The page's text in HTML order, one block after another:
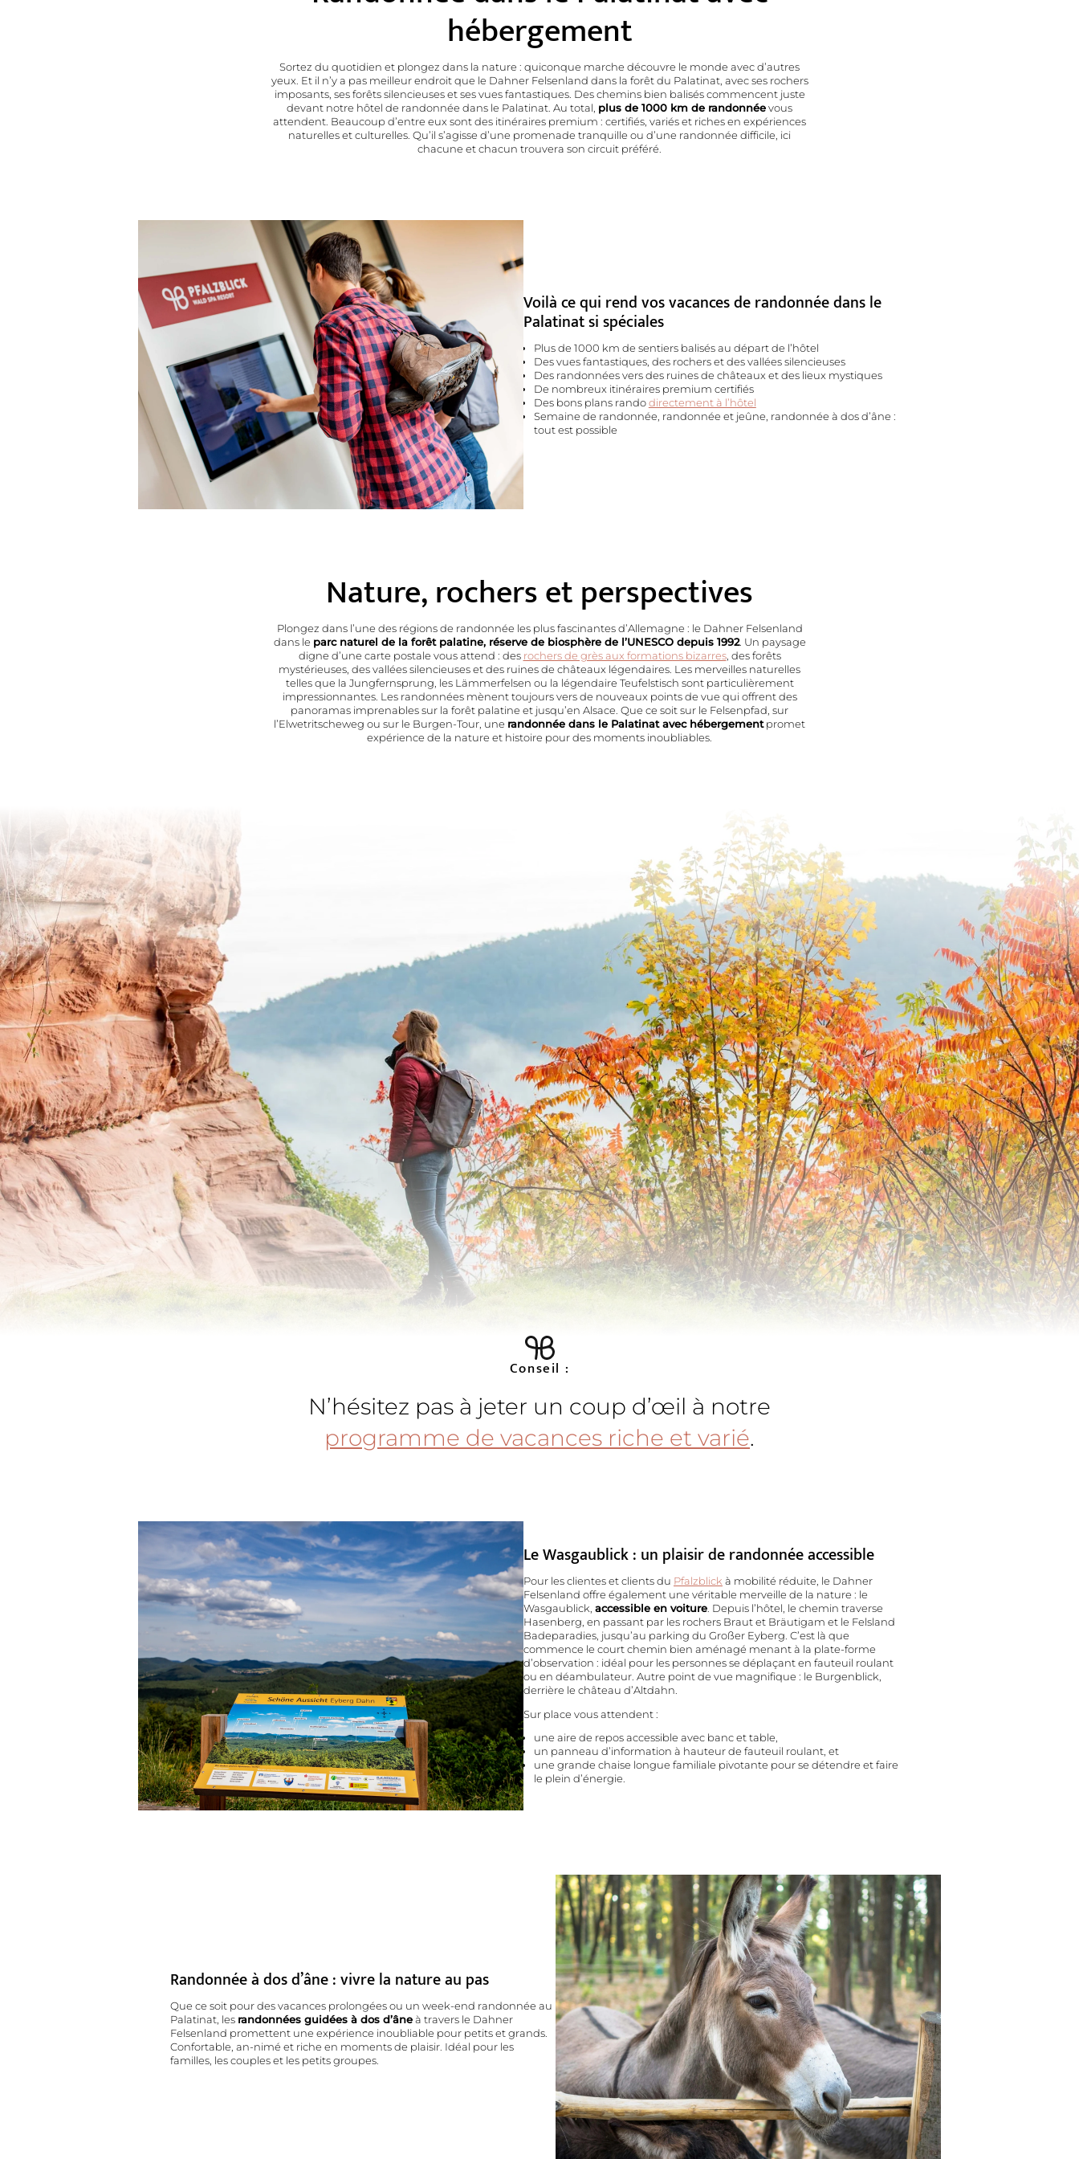
Le Wald
Spa Resort
Établissement et philosophie
Renouer en famille avec la nature
Accès et contact
Galerie photos
Actualités
Carrière
Mur social
Chambres
Dernière minute
Prestations
Bons-cadeaux
Bon à savoir
Réserver
Plaisir de sauna
Oasis de repos
Bien-être pour
Soins bien-être
Yoga et pleine conscience
Pilates
Votre programme de vacances
Gastronomie
Pension tout confort
Restaurant
Buffet de petit-déjeuner
Vinothèque
Bar
Palatinat et
Alsace
Excursions
Randonnée
Randonnée et jeûne
Vélo et VTT
Châteaux et rochers
Route des vins
Golf
hébergement
Sortez du quotidien et plongez dans la nature : quiconque marche découvre le monde avec d’autres
yeux. Et il n’y a pas meilleur endroit que le Dahner Felsenland dans la forêt du Palatinat, avec ses rochers
imposants, ses forêts silencieuses et ses vues fantastiques. Des chemins bien balisés commencent juste
devant notre hôtel de randonnée dans le Palatinat. Au total, plus de 1000 km de randonnée vous
attendent. Beaucoup d’entre eux sont des itinéraires premium : certifiés, variés et riches en expériences
naturelles et culturelles. Qu’il s’agisse d’une promenade tranquille ou d’une randonnée difficile, ici
chacune et chacun trouvera son circuit préféré.
Voilà ce qui rend vos vacances de randonnée dans le
Palatinat si spéciales
Plus de 1000 km de sentiers balisés au départ de l’hôtel
Des vues fantastiques, des rochers et des vallées silencieuses
Des randonnées vers des ruines de châteaux et des lieux mystiques
De nombreux itinéraires premium certifiés
Des bons plans rando directement à l’hôtel
Semaine de randonnée, randonnée et jeûne, randonnée à dos d’âne :
tout est possible
Nature, rochers et perspectives
Plongez dans l’une des régions de randonnée les plus fascinantes d’Allemagne : le Dahner Felsenland
dans le parc naturel de la forêt palatine, réserve de biosphère de l’UNESCO depuis 1992. Un paysage
digne d’une carte postale vous attend : des rochers de grès aux formations bizarres, des forêts
mystérieuses, des vallées silencieuses et des ruines de châteaux légendaires. Les merveilles naturelles
telles que la Jungfernsprung, les Lämmerfelsen ou la légendaire Teufelstisch sont particulièrement
impressionnantes. Les randonnées mènent toujours vers de nouveaux points de vue qui offrent des
panoramas imprenables sur la forêt palatine et jusqu’en Alsace. Que ce soit sur le Felsenpfad, sur
l’Elwetritscheweg ou sur le Burgen-Tour, une randonnée dans le Palatinat avec hébergementpromet
expérience de la nature et histoire pour des moments inoubliables.
Conseil :
N’hésitez pas à jeter un coup d’œil à notre
programme de vacances riche et varié.
Le Wasgaublick : un plaisir de randonnée accessible
Pour les clientes et clients du Pfalzblick à mobilité réduite, le Dahner
Felsenland offre également une véritable merveille de la nature : le
Wasgaublick, accessible en voiture . Depuis l’hôtel, le chemin traverse
Hasenberg, en passant par les rochers Braut et Bräutigam et le Felsland
Badeparadies, jusqu’au parking du Großer Eyberg. C’est là que
commence le court chemin bien aménagé menant à la plate-forme
d’observation : idéal pour les personnes se déplaçant en fauteuil roulant
ou en déambulateur. Autre point de vue magnifique : le Burgenblick,
derrière le château d’Altdahn.
Sur place vous attendent :
une aire de repos accessible avec banc et table,
un panneau d’information à hauteur de fauteuil roulant, et
une grande chaise longue familiale pivotante pour se détendre et faire
le plein d’énergie.
Randonnée à dos d’âne : vivre la nature au pas
Que ce soit pour des vacances prolongées ou un week-end randonnée au
Palatinat, les randonnées guidées à dos d’âne à travers le Dahner
Felsenland promettent une expérience inoubliable pour petits et grands.
Confortable, an-nimé et riche en moments de plaisir. Idéal pour les
familles, les couples et les petits groupes.